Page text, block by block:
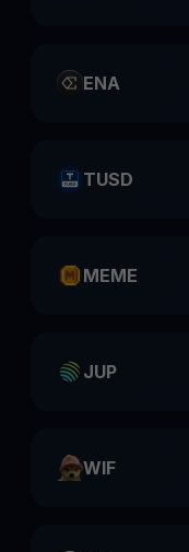
ENA
TUSD
MEME
JUP
WIF